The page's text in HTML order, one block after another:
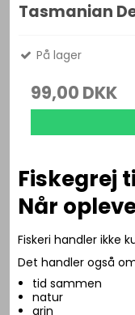
Tasmanian
På lager
99,00 DKK
Fiskegrej
Når
Fiskeri handler ikke
Det handler også
tid sammen
natur
grin